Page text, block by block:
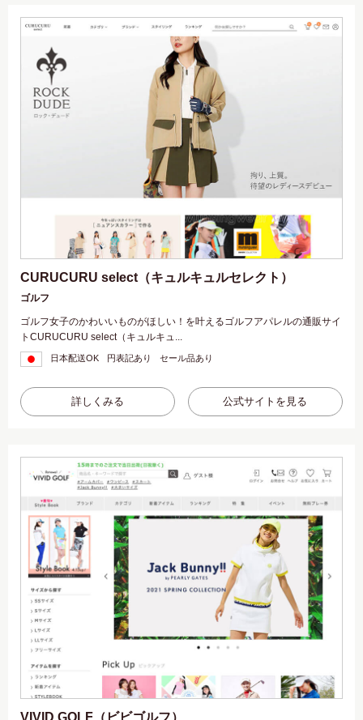
CURUCURU select（キュルキュルセレクト）
ゴルフ
ゴルフ女子のかわいいものがほしい！を叶えるゴルフアパレルの通販サイ
トCURUCURU select（キュルキュ...
日本配送OK 円表記あり セール品あり
詳しくみる 公式サイトを見る
VIVID GOLF（ビビゴルフ）